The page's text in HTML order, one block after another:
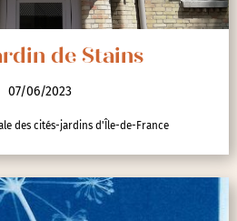
de Stains
07/06/2023
des cités-jardins d'Île-de-France